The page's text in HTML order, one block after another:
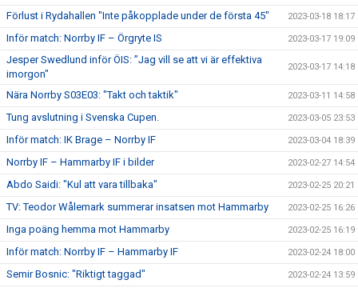
Förlust i Rydahallen "Inte påkopplade under de första 45" 2023-03-18 18:17
Inför match: Norrby IF – Örgryte IS 2023-03-17 19:09
Jesper Swedlund inför ÖIS: ”Jag vill se att vi är effektiva
imorgon"
2023-03-17 14:18
Nära Norrby S03E03: "Takt och taktik" 2023-03-11 14:58
Tung avslutning i Svenska Cupen. 2023-03-05 23:53
Inför match: IK Brage – Norrby IF 2023-03-04 18:39
Norrby IF – Hammarby IF i bilder 2023-02-27 14:54
Abdo Saidi: "Kul att vara tillbaka" 2023-02-25 20:21
TV: Teodor Wålemark summerar insatsen mot Hammarby 2023-02-25 16:26
Inga poäng hemma mot Hammarby 2023-02-25 16:19
Inför match: Norrby IF – Hammarby IF 2023-02-24 18:00
Semir Bosnic: "Riktigt taggad" 2023-02-24 13:59